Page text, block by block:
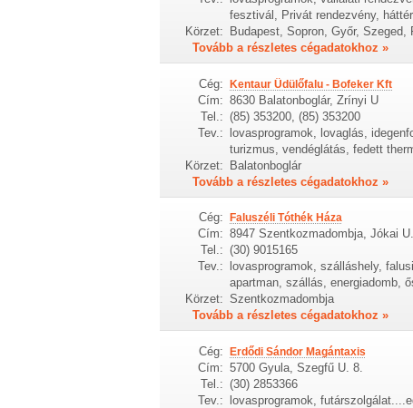
fesztivál, Privát rendezvény,
Körzet:
Budapest, Sopron, Győr, Szeged,
Tovább a részletes cégadatokhoz »
Cég: Kentaur Üdülőfalu - Bofeker Kft
Cím: 8630 Balatonboglár, Zrínyi U
Tel.: (85) 353200, (85) 353200
Tev.:
lovasprogramok, lovaglás,
turizmus, vendéglátás, fedett
Körzet:
Balatonboglár
Tovább a részletes cégadatokhoz »
Cég: Faluszéli Tóthék Háza
Cím: 8947 Szentkozmadombja, Jókai
Tel.: (30) 9015165
Tev.:
lovasprogramok, szálláshely,
apartman, szállás, energiadomb,
Körzet: Szentkozmadombja
Tovább a részletes cégadatokhoz »
Cég: Erdődi Sándor Magántaxis
Cím: 5700 Gyula, Szegfű U. 8.
Tel.: (30) 2853366
Tev.: lovasprogramok,